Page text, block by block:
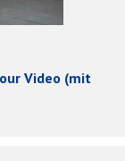
Video (mit